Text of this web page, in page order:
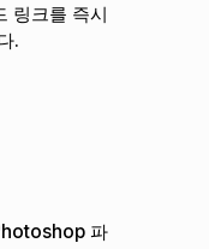
링크를 즉시
.
파